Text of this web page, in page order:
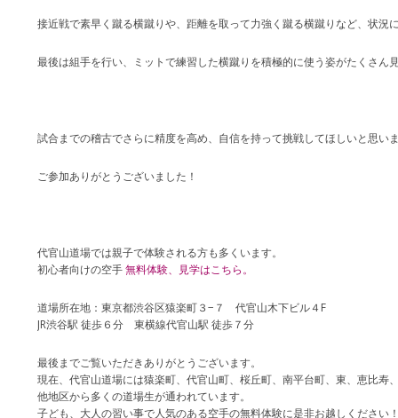
接近戦で素早く蹴る横蹴りや、距離を取って力強く蹴る横蹴りなど、状況
最後は組手を行い、ミットで練習した横蹴りを積極的に使う姿がたくさん
試合までの稽古でさらに精度を高め、自信を持って挑戦してほしいと思い
ご参加ありがとうございました！
代官山道場では親子で体験される方も多くいます。
初心者向けの空手無料体験、見学はこちら。
道場所在地：東京都渋谷区猿楽町３−７ 代官山木下ビル４F
JR渋谷駅 徒歩６分 東横線代官山駅 徒歩７分
最後までご覧いただきありがとうございます。
現在、代官山道場には猿楽町、代官山町、桜丘町、南平台町、東、恵比寿
他地区から多くの道場生が通われています。
子ども、大人の習い事で人気のある空手の無料体験に是非お越しください